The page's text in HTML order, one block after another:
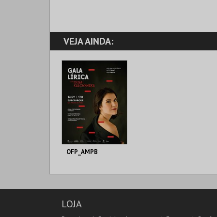
VEJA AINDA:
OFP_AMPB
EUROPARQUE
AQUISIÇÃO
LOJA